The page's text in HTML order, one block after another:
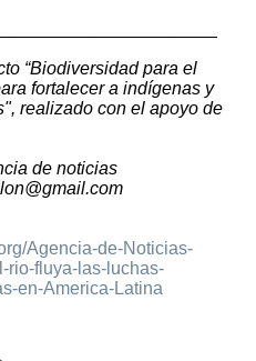
“Biodiversidad para el
fortalecer a indígenas y
realizado con el apoyo de
de noticias
Agencia-de-Noticias-
rio-fluya-las-luchas-
en-America-Latina